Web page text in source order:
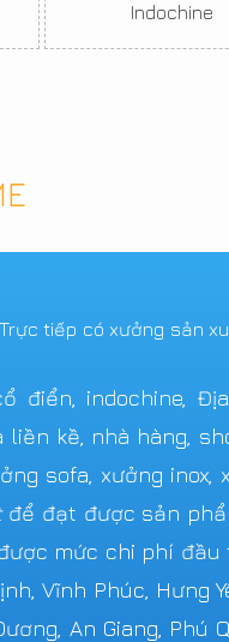
Indochine
tiếp có xưởng sản
điển, indochine,
kề, nhà hàng,
sofa, xưởng inox,
để đạt được sản
mức chi phí đầu
Vĩnh Phúc, Hưng
An Giang, Phú